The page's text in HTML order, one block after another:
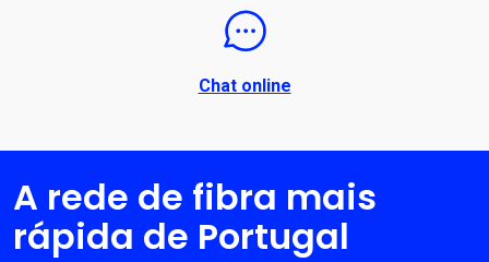
Chat online
A rede de fibra mais
rápida de Portugal